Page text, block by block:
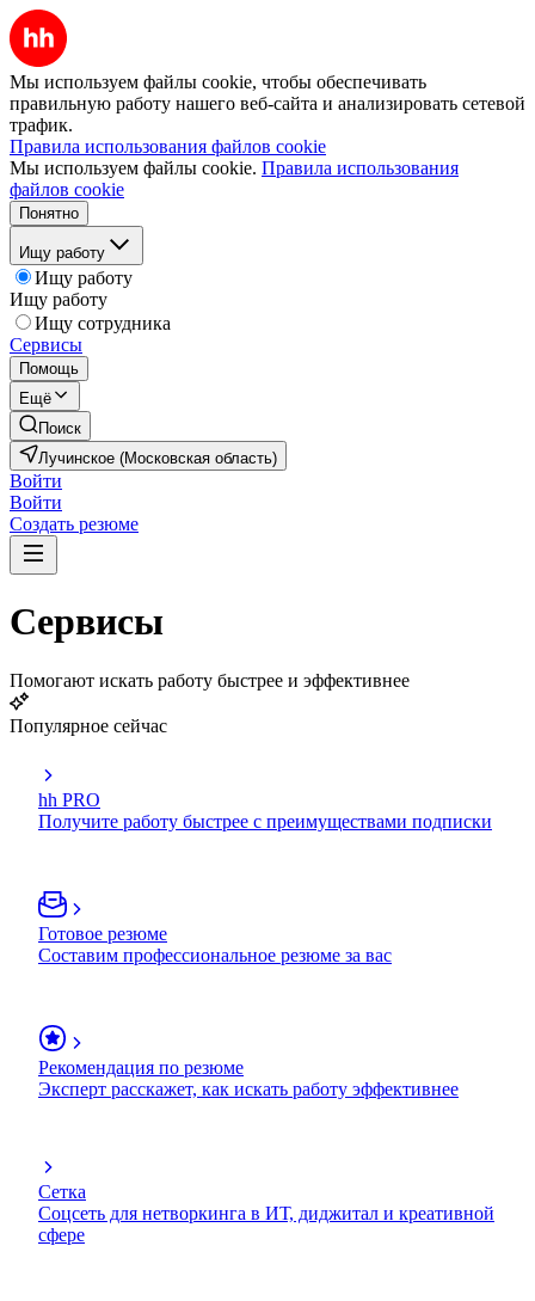
Мы используем файлы cookie, чтобы обеспечивать
правильную работу нашего веб-сайта и анализировать сетевой
трафик.
Правила использования файлов cookie
Мы используем файлы cookie. Правила использования
файлов cookie
Понятно
Ищу работу
Ищу работу
Ищу работу
Ищу сотрудника
Сервисы
Помощь
Ещё
Поиск
Лучинское (Московская область)
Войти
Войти
Создать резюме
Сервисы
Помогают искать работу быстрее и эффективнее
Популярное сейчас
hh PRO
Получите работу быстрее с преимуществами подписки
Готовое резюме
Составим профессиональное резюме за вас
Рекомендация по резюме
Эксперт расскажет, как искать работу эффективнее
Сетка
Соцсеть для нетворкинга в ИТ, диджитал и креативной
сфере